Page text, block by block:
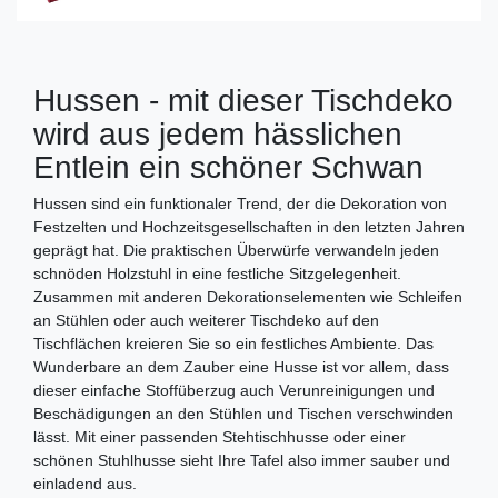
Hussen - mit dieser Tischdeko
wird aus jedem hässlichen
Entlein ein schöner Schwan
Hussen sind ein funktionaler Trend, der die Dekoration von
Festzelten und Hochzeitsgesellschaften in den letzten Jahren
geprägt hat. Die praktischen Überwürfe verwandeln jeden
schnöden Holzstuhl in eine festliche Sitzgelegenheit.
Zusammen mit anderen Dekorationselementen wie Schleifen
an Stühlen oder auch weiterer Tischdeko auf den
Tischflächen kreieren Sie so ein festliches Ambiente. Das
Wunderbare an dem Zauber eine Husse ist vor allem, dass
dieser einfache Stoffüberzug auch Verunreinigungen und
Beschädigungen an den Stühlen und Tischen verschwinden
lässt. Mit einer passenden Stehtischhusse oder einer
schönen Stuhlhusse sieht Ihre Tafel also immer sauber und
einladend aus.